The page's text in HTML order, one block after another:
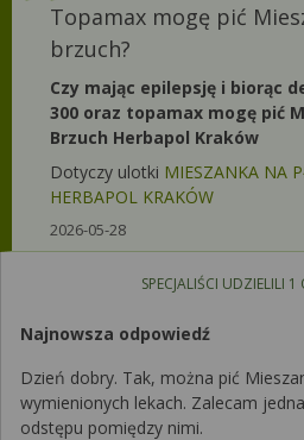
Topamax mogę pić
brzuch?
Czy mając epilepsję i biorąc
300 oraz topamax mogę pić
Brzuch Herbapol Kraków
Dotyczy ulotki MIESZANKA NA
HERBAPOL KRAKÓW
2026-05-28
SPECJALIŚCI UDZIELILI 1
Najnowsza odpowiedź
Dzień dobry. Tak, można pić
wymienionych lekach. Zalecam
odstępu pomiędzy nimi.